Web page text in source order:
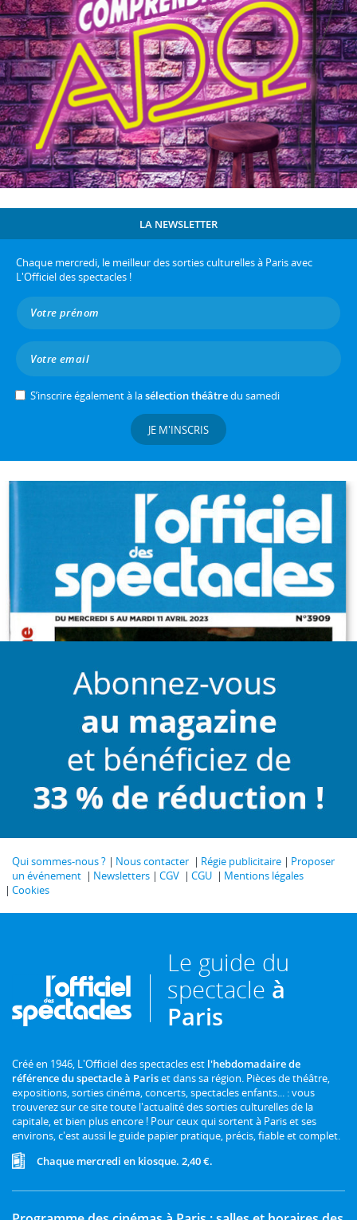
LA NEWSLETTER
Chaque mercredi, le meilleur des sorties culturelles à Paris avec
L'Officiel des spectacles !
S’inscrire également à lasélection théâtredu samedi
JE M'INSCRIS
Qui sommes-nous ? Nous contacter Régie publicitaire
Proposer
un événement
Newsletters CGV CGU
Mentions légales
Cookies
Le guide du
spectacle à
Paris
Créé en 1946, L'Officiel des spectacles est l'hebdomadaire de
référence du spectacle à Pariset dans sa région. Pièces de théâtre,
expositions, sorties cinéma, concerts, spectacles enfants... : vous
trouverez sur ce site toute l'actualité des sorties culturelles de la
capitale, et bien plus encore ! Pour ceux qui sortent à Paris et ses
environs, c'est aussi le guide papier pratique, précis, fiable et complet.
Chaque mercredi en kiosque. 2,40 €.